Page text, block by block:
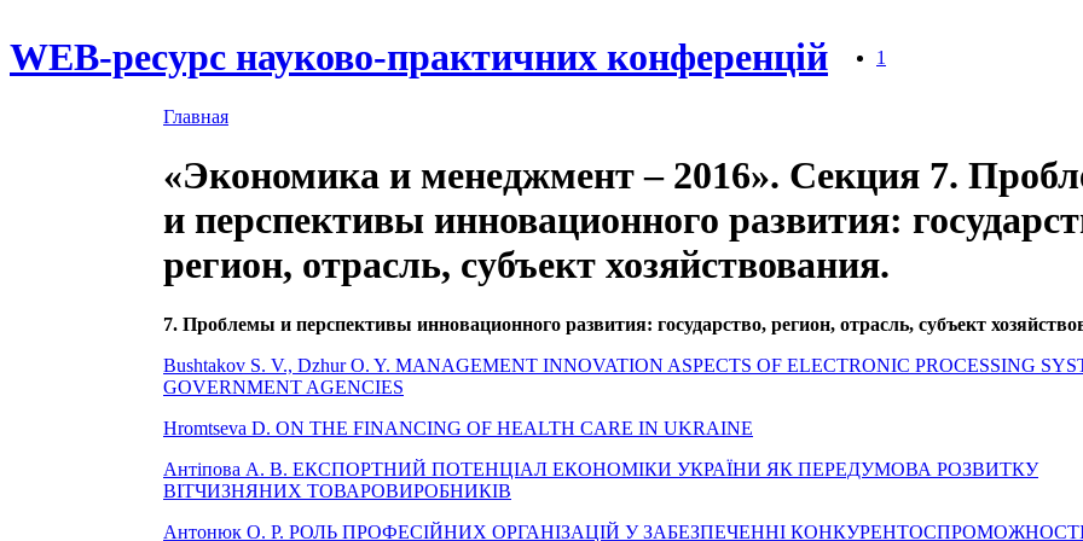
WEB-ресурс науково-практичних конференцій 1
Главная
«Экономика и менеджмент – 2016». Секция 7.
и перспективы инновационного развития:
регион, отрасль, субъект хозяйствования.
7. Проблемы и перспективы инновационного развития: государство, регион, отрасль, субъект
Bushtakov S. V., Dzhur O. Y. MANAGEMENT INNOVATION ASPECTS OF ELECTRONIC PROCESSING
GOVERNMENT AGENCIES
Hromtseva D. ON THE FINANCING OF HEALTH CARE IN UKRAINE
Антіпова А. В. ЕКСПОРТНИЙ ПОТЕНЦІАЛ ЕКОНОМІКИ УКРАЇНИ ЯК ПЕРЕДУМОВА РОЗВИТКУ
ВІТЧИЗНЯНИХ ТОВАРОВИРОБНИКІВ
Антонюк О. Р. РОЛЬ ПРОФЕСІЙНИХ ОРГАНІЗАЦІЙ У ЗАБЕЗПЕЧЕННІ